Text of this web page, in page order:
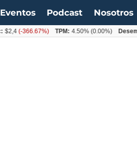
Podcast Nosotros
(-366.67%) TPM: 4.50%(0.00%) Desempleo: